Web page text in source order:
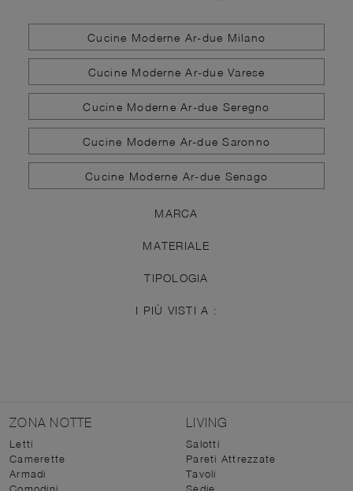
Cucine Moderne Ar-due Milano
Cucine Moderne Ar-due Varese
Cucine Moderne Ar-due Seregno
Cucine Moderne Ar-due Saronno
Cucine Moderne Ar-due Senago
MARCA
MATERIALE
TIPOLOGIA
I PIÙ VISTI A :
ZONA NOTTE
Letti
Camerette
Armadi
LIVING
Salotti
Pareti Attrezzate
Tavoli